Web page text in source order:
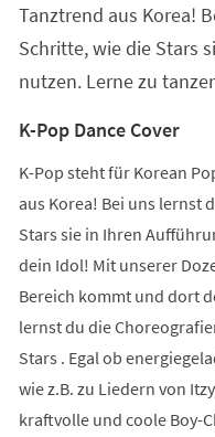
Tanztrend aus Korea!
Schritte, wie die Stars
nutzen. Lerne zu
K-Pop Dance Cover
K-Pop steht für Korean
aus Korea! Bei uns lernst
Stars sie in Ihren
dein Idol! Mit unserer
Bereich kommt und dort
lernst du die
Stars . Egal ob
wie z.B. zu Liedern von
kraftvolle und coole Boy-